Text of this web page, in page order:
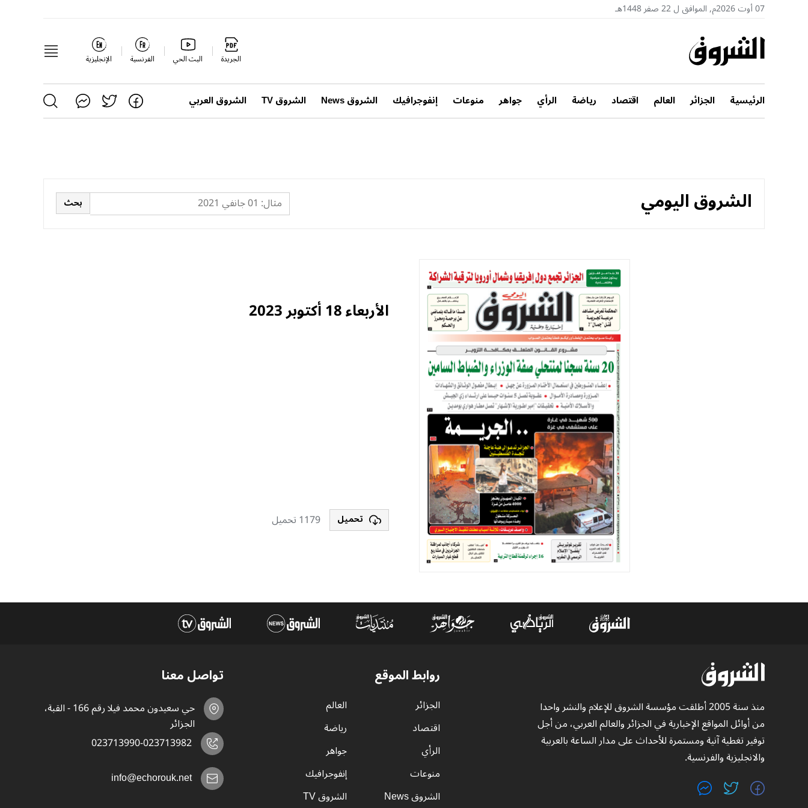
07 أوت 2026م, الموافق ل 22 صفر 1448هـ
الجريدة البث الحي الفرنسية الإنجليزية
الرئيسية الجزائر العالم اقتصاد رياضة الرأي جواهر منوعات إنفوجرافيك الشروق News الشروق TV الشروق العربي
الشروق اليومي
الأربعاء 18 أكتوبر 2023
تحميل 1179 تحميل
منذ سنة 2005 أطلقت مؤسسة الشروق للإعلام والنشر واحدا
من أوائل المواقع الإخبارية في الجزائر والعالم العربي، من أجل
توفير تغطية آنية ومستمرة للأحداث على مدار الساعة بالعربية
والانجليزية والفرنسية.
روابط الموقع
الجزائر
العالم
اقتصاد
رياضة
الرأي
جواهر
منوعات
إنفوجرافيك
الشروق News
الشروق TV
تواصل معنا
حي سعيدون محمد فيلا رقم 166 - القبة،
الجزائر
023713990-023713982
info@echorouk.net